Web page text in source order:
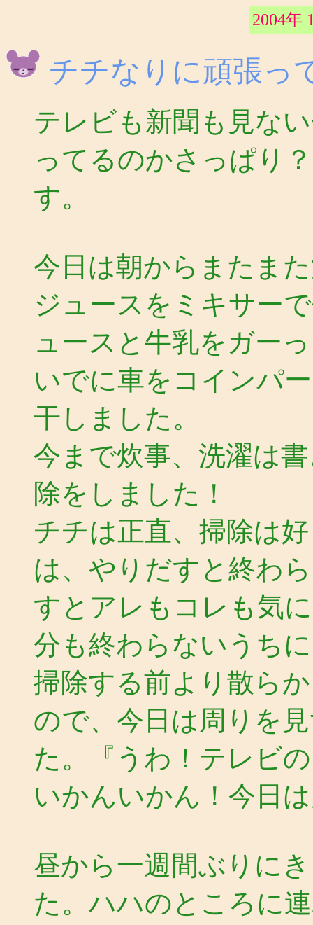
2004年
チチなりに頑張っ
テレビも新聞も見な
ってるのかさっぱり
す。
今日は朝からまたま
ジュースをミキサー
ュースと牛乳をガー
いでに車をコインパ
干しました。
今まで炊事、洗濯は
除をしました！
チチは正直、掃除は
は、やりだすと終わ
すとアレもコレも気
分も終わらないうち
掃除する前より散ら
ので、今日は周りを
た。『うわ！テレビ
いかんいかん！今日
昼から一週間ぶりに
た。ハハのところに